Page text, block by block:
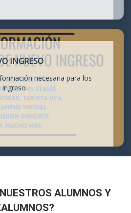
INGRESO
necesaria para los
ALUMNOS Y